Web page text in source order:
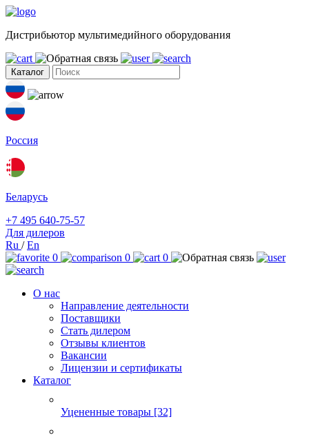
Дистрибьютор мультимедийного оборудования
Каталог
Россия
Беларусь
+7 495 640-75-57
Для дилеров
Ru /En
0
0 0
О нас
Направление деятельности
Поставщики
Стать дилером
Отзывы клиентов
Вакансии
Лицензии и сертификаты
Каталог
Уцененные товары [32]